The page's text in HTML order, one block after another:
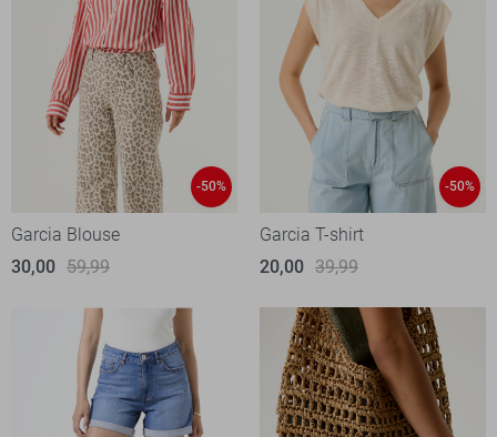
-50%
Garcia Blouse
30,00 59,99
-50%
Garcia T-shirt
20,00 39,99